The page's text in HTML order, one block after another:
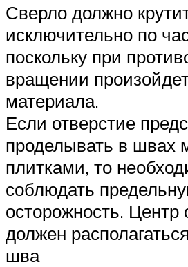
Сверло должно
исключительно по
поскольку при
вращении
материала.
Если отверстие
проделывать в швах
плитками, то
соблюдать
осторожность. Центр
должен
шва